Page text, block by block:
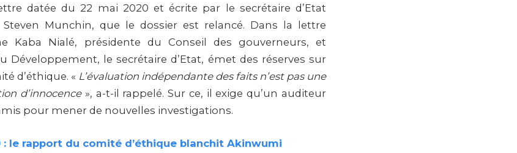
datée du 22 mai 2020 et écrite par le secrétaire d’Etat
Munchin, que le dossier est relancé. Dans la lettre
Kaba Nialé, présidente du Conseil des gouverneurs, et
Développement, le secrétaire d’Etat, émet des réserves sur
d’éthique. « L’évaluation indépendante des faits n’est pas une
d’innocence», a-t-il rappelé. Sur ce, il exige qu’un auditeur
pour mener de nouvelles investigations.
: le rapport du comité d’éthique blanchit Akinwumi